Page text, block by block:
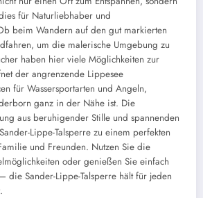
für Naturliebhaber und
beim Wandern auf den gut markierten
um die malerische Umgebung zu
haben hier viele Möglichkeiten zur
der angrenzende Lippesee
für Wassersportarten und Angeln,
ganz in der Nähe ist. Die
aus beruhigender Stille und spannenden
Lippe-Talsperre zu einem perfekten
und Freunden. Nutzen Sie die
oder genießen Sie einfach
die Sander-Lippe-Talsperre hält für jeden